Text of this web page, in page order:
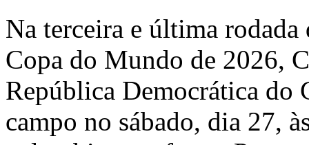
Na terceira e última
Copa do Mundo de 2026,
República Democrática do
campo no sábado, dia 27,